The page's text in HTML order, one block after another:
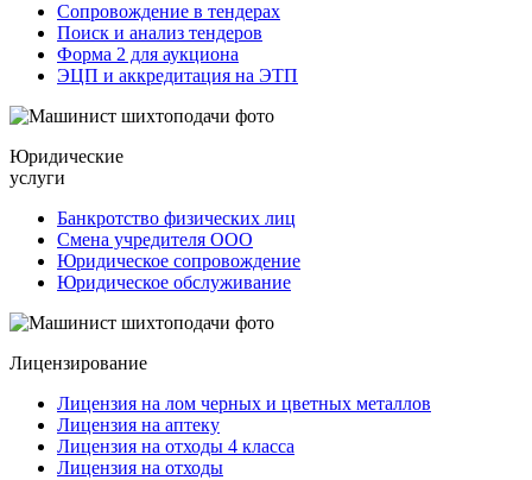
Сопровождение в тендерах
Поиск и анализ тендеров
Форма 2 для аукциона
ЭЦП и аккредитация на ЭТП
Юридические
услуги
Банкротство физических лиц
Смена учредителя ООО
Юридическое сопровождение
Юридическое обслуживание
Лицензирование
Лицензия на лом черных и цветных металлов
Лицензия на аптеку
Лицензия на отходы 4 класса
Лицензия на отходы